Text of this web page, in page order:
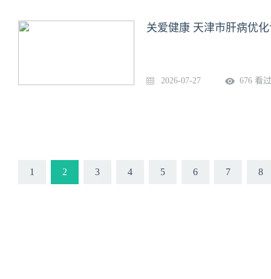
关爱健康 天津市肝病优
2026-07-27 676 看过
1 2 3 4 5 6 7 8